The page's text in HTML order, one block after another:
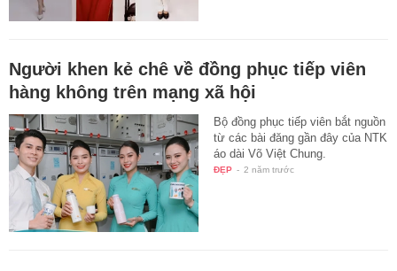
Người khen kẻ chê về đồng phục tiếp viên
hàng không trên mạng xã hội
Bộ đồng phục tiếp viên bắt nguồn
từ các bài đăng gần đây của NTK
áo dài Võ Việt Chung.
ĐẸP - 2 năm trước